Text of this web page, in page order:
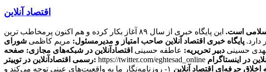
اقتصاد آنلاین
این پایگاه خبری از سال ۸۹ آغاز بکار کرده و هم اکنون پرمخاطب ترین
پایگاه خبری اقتصاد آنلاین صاحب امتیاز و مدیرمسئول: مریم کاظمی شورای
حسینی دبیر تحریریه: عاطفه حسینی اقتصادآنلاین در شبکه‌های مجازی: صفحه
رسمی اقتصادآنلاین در توییتر: https://twitter.com/eghtesad_online
اخلاق حرفه‌ای اقتصاد آنلاین
۱- روزنامه‌نگار ما به واقعیت‌های عینی توجه می‌کند و